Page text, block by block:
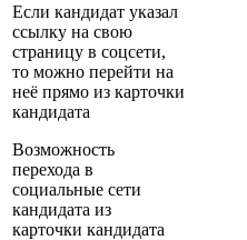
Если кандидат указал
ссылку на свою
страницу в соцсети,
то можно перейти на
неё прямо из карточки
кандидата
Возможность
перехода в
социальные сети
кандидата из
карточки кандидата